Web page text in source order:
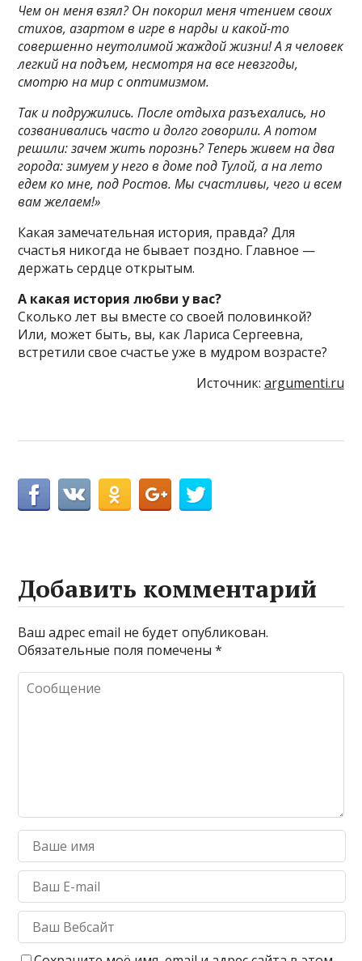
Чем он меня взял? Он покорил меня чтением своих
стихов, азартом в игре в нарды и какой-то
совершенно неутолимой жаждой жизни! А я человек
легкий на подъем, несмотря на все невзгоды,
смотрю на мир с оптимизмом.
Так и подружились. После отдыха разъехались, но
созванивались часто и долго говорили. А потом
решили: зачем жить порознь? Теперь живем на два
города: зимуем у него в доме под Тулой, а на лето
едем ко мне, под Ростов. Мы счастливы, чего и всем
вам желаем!»
Какая замечательная история, правда? Для
счастья никогда не бывает поздно. Главное —
держать сердце открытым.
А какая история любви у вас?
Сколько лет вы вместе со своей половинкой?
Или, может быть, вы, как Лариса Сергеевна,
встретили свое счастье уже в мудром возрасте?
Источник: argumenti.ru
Добавить комментарий
Ваш адрес email не будет опубликован.
Обязательные поля помечены*